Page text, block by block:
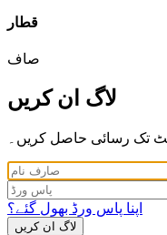
قطار
صاف
لاگ ان کریں
تک رسائی حاصل کریں۔
اپنا پاس ورڈ بھول گئے؟
لاگ ان کریں